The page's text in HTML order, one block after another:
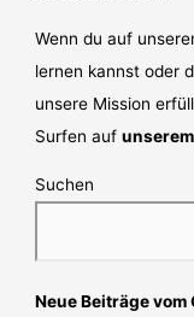
Wenn du auf
lernen kannst oder
unsere Mission
Surfen auf
Suchen
Neue Beiträge vom